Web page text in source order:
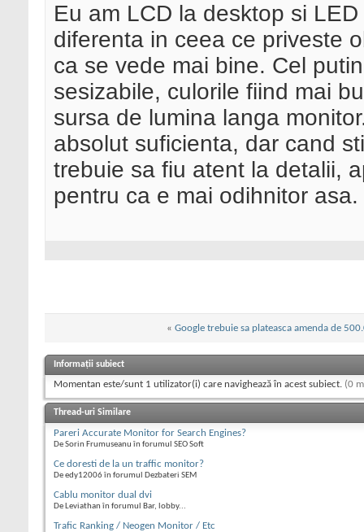
Eu am LCD la desktop si
diferenta in ceea ce priveste
ca se vede mai bine. Cel
sesizabile, culorile fiind mai
sursa de lumina langa
absolut suficienta, dar cand
trebuie sa fiu atent la detalii,
pentru ca e mai odihnitor asa.
« Google trebuie sa plateasca amenda de
Informații subiect
Momentan este/sunt 1 utilizator(i) care navighează în acest subiect. (0
Thread-uri Similare
Pareri Accurate Monitor for Search Engines?
De Sorin Frumuseanu în forumul SEO Soft
Ce doresti de la un traffic monitor?
De edy12006 în forumul Dezbateri SEM
Cablu monitor dual dvi
De Leviathan în forumul Bar, lobby...
Trafic Ranking / Neogen Monitor / Etc